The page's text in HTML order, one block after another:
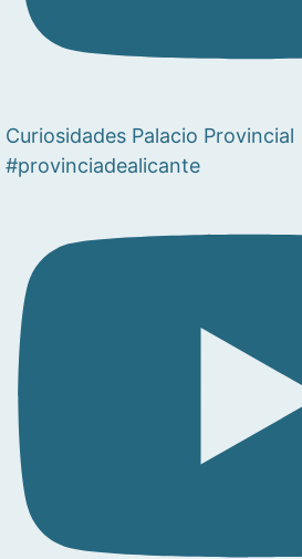
Curiosidades Palacio Provincial
#provinciadealicante